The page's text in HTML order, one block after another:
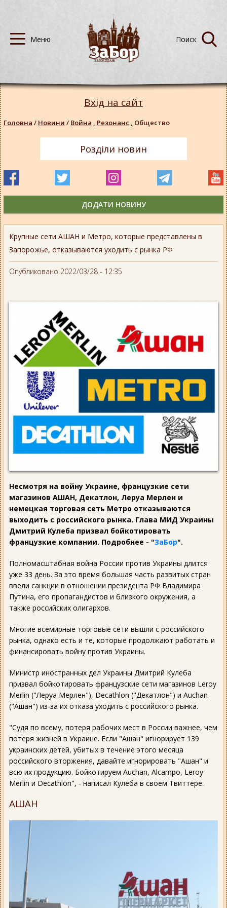
Крупные сети АШАН и Метро, которые представлены в
Запорожье, отказываются уходить с рынка РФ
Опубликовано 2022/03/28 - 12:35
Несмотря на войну Украине, французкие сети
магазинов АШАН, Декатлон, Леруа Мерлен и
немецкая торговая сеть Метро отказываются
выходить с российского рынка. Глава МИД Украины
Дмитрий Кулеба призвал бойкотировать
французкие компании. Подробнее - "ЗаБор".
Полномасштабная война России против Украины длится
уже 33 день. За это время большая часть развитых стран
ввели санкции в отношении президента РФ Владимира
Путина, его пропагандистов и близкого окружения, а
также российских олигархов.
Многие всемирные торговые сети вышли с российского
рынка, однако есть и те, которые продолжают работать и
финансировать войну против Украины.
Министр иностранных дел Украины Дмитрий Кулеба
призвал бойкотировать французские сети магазинов Leroy
Merlin ("Леруа Мерлен"), Decathlon ("Декатлон") и Auchan
("Ашан") из-за их отказа уходить с российского рынка.
"Судя по всему, потеря рабочих мест в России важнее, чем
потеря жизней в Украине. Если "Ашан" игнорирует 139
украинских детей, убитых в течение этого месяца
российского вторжения, давайте игнорировать "Ашан" и
всю их продукцию. Бойкотируем Auchan, Alcampo, Leroy
Merlin и Decathlon", - написал Кулеба в своем Твиттере.
АШАН
Вхід на сайт
Головна / Новини / Война , Резонанс , Общество
Розділи новин
ДОДАТИ НОВИНУ